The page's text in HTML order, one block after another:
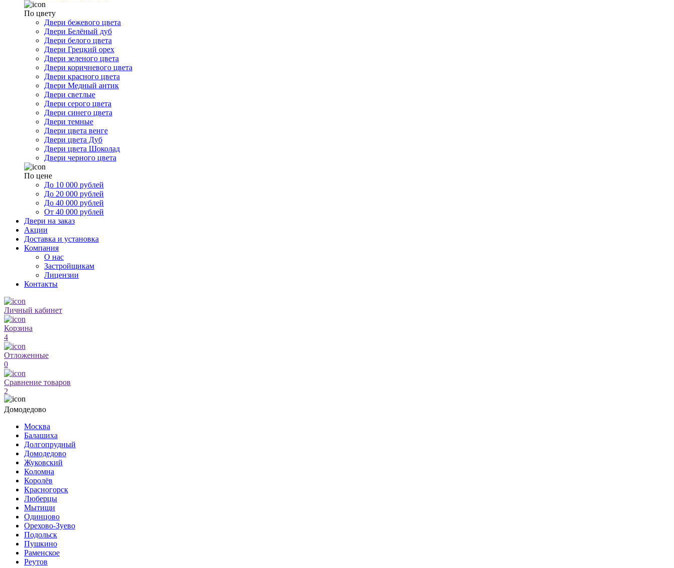
По цвету
Двери бежевого цвета
Двери Белёный дуб
Двери белого цвета
Двери Грецкий орех
Двери зеленого цвета
Двери коричневого цвета
Двери красного цвета
Двери Медный антик
Двери светлые
Двери серого цвета
Двери синего цвета
Двери темные
Двери цвета венге
Двери цвета Дуб
Двери цвета Шоколад
Двери черного цвета
По цене
До 10 000 рублей
До 20 000 рублей
До 40 000 рублей
От 40 000 рублей
Двери на заказ
Акции
Доставка и установка
Компания
О нас
Застройщикам
Лицензии
Контакты
Личный кабинет
Корзина
4
Отложенные
0
Сравнение товаров
2
Домодедово
Москва
Балашиха
Долгопрудный
Домодедово
Жуковский
Коломна
Королёв
Красногорск
Люберцы
Мытищи
Одинцово
Орехово-Зуево
Подольск
Пушкино
Раменское
Реутов